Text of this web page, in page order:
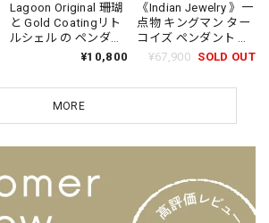
Lagoon Original 珊瑚
と Gold Coatingリト
ルシェル の ペンダン
ト （チェーン オプ
け ◆◆
¥10,800
《Indian Jewelry 》一
点物 キングマン ター
コイズ ペンダント ネ
ックレス (チェーン オ
¥67,900 SOLD OUT
MORE